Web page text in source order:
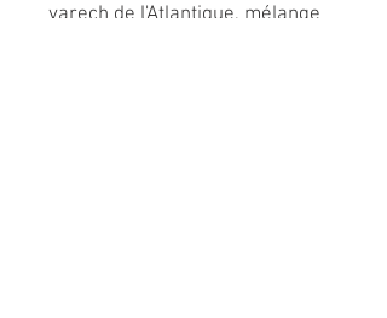
varech de l'Atlantique, mélange